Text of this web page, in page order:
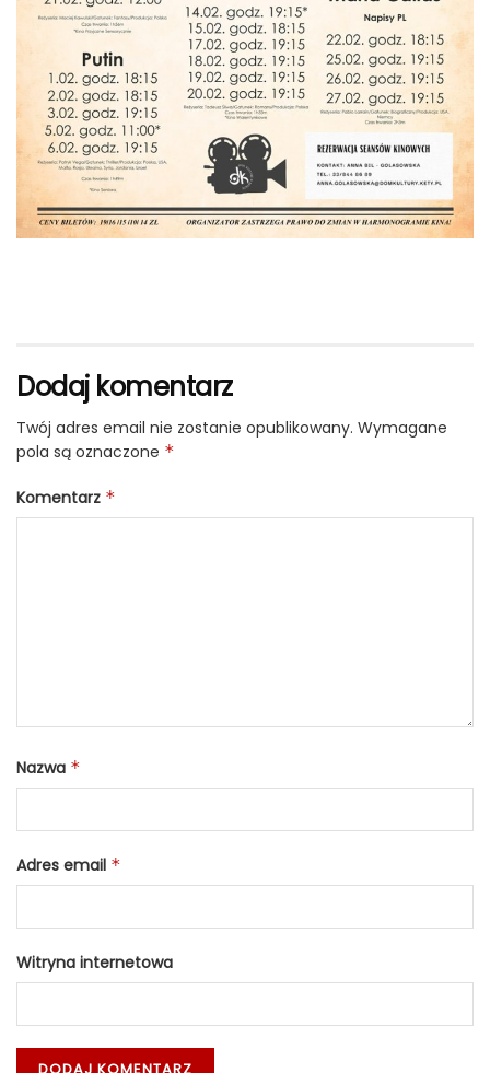
Dodaj komentarz
Twój adres email nie zostanie opublikowany. Wymagane
pola są oznaczone *
Komentarz *
Nazwa *
Adres email *
Witryna internetowa